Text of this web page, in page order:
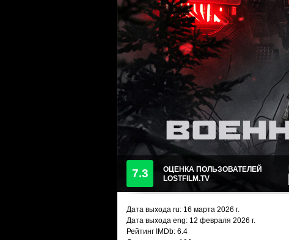
7.3
ОЦЕНКА ПОЛЬЗОВАТЕЛЕЙ
LOSTFILM.TV
Дата выхода ru: 16 марта 2026 г.
Дата выхода eng: 12 февраля 2026 г.
Рейтинг IMDb: 6.4